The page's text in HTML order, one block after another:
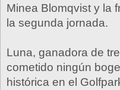
Minea Blomqvist y la
la segunda jornada.
Luna, ganadora de
cometido ningún
histórica en el